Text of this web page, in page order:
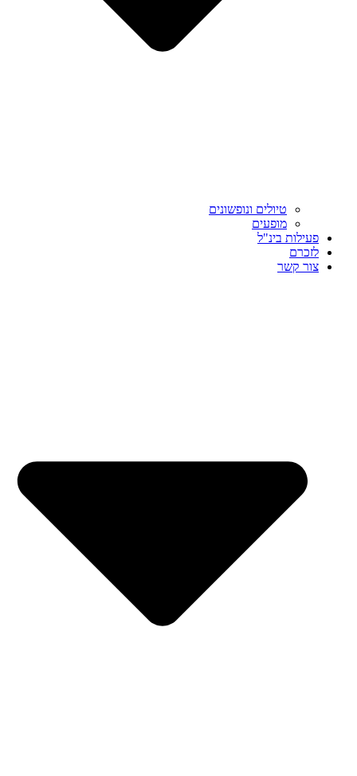
טיולים ונופשונים
מופעים
פעילות בינ"ל
לזכרם
צור קשר